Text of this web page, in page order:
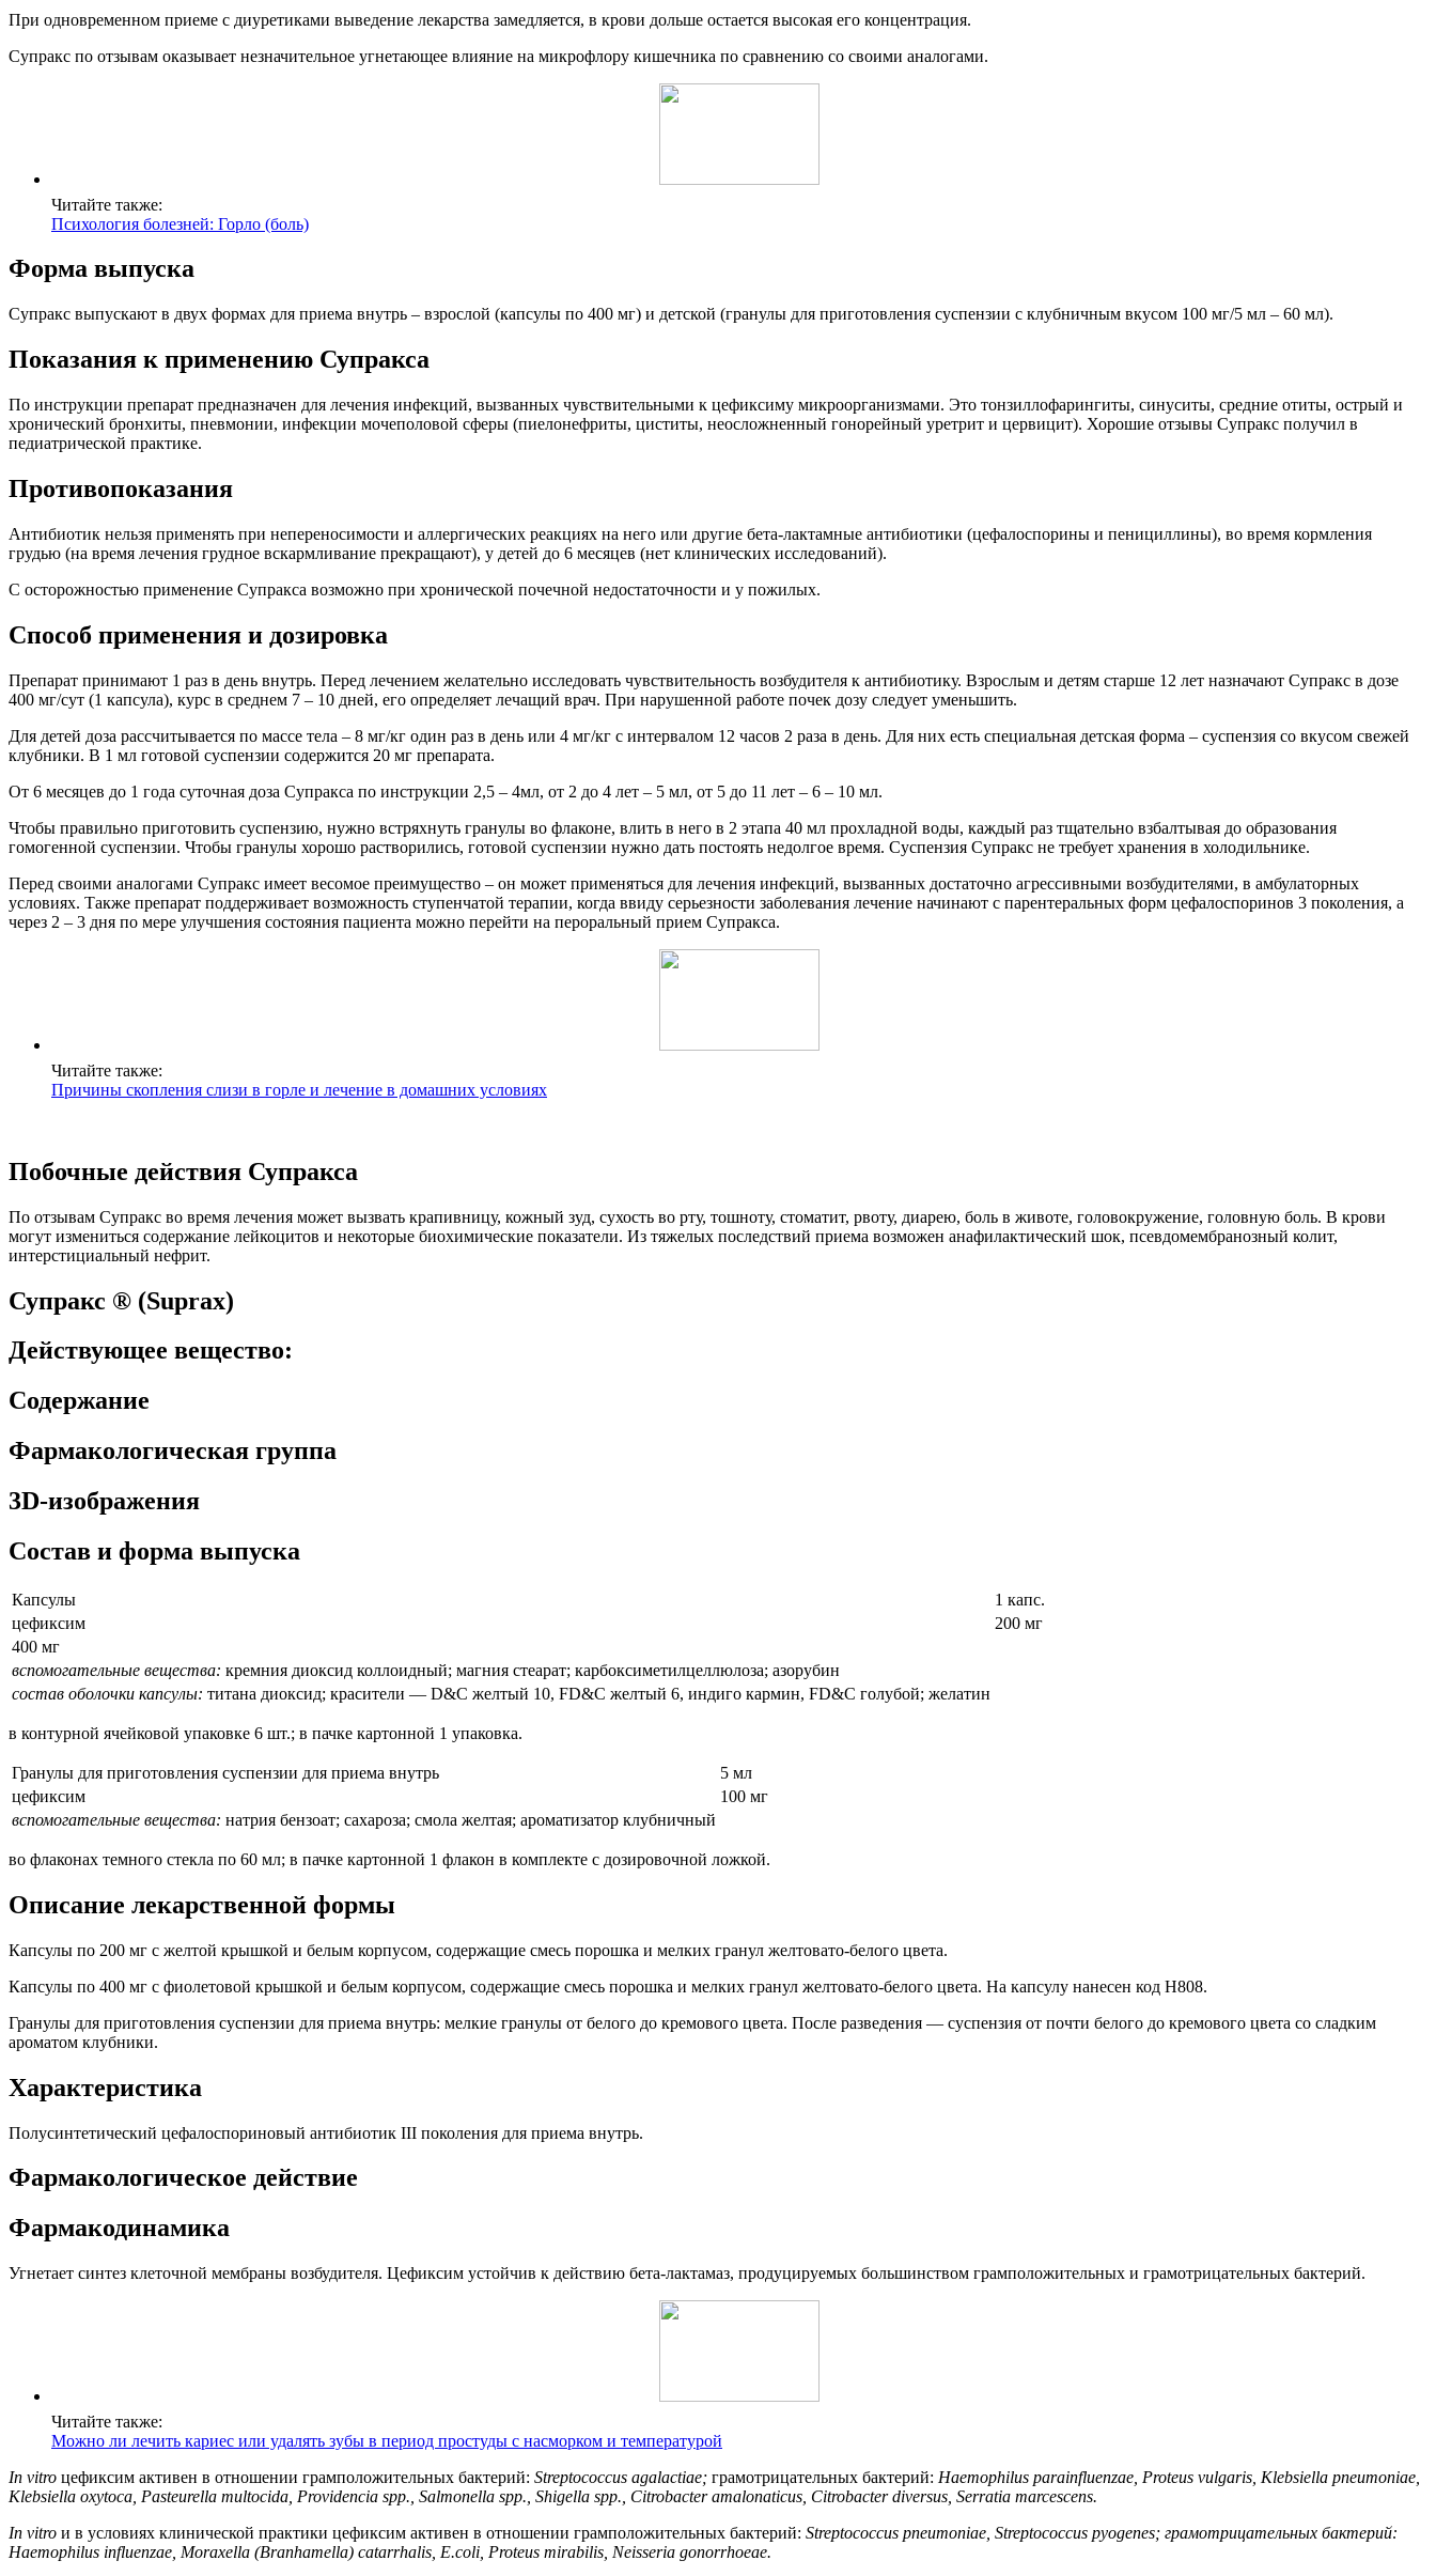
При одновременном приеме с диуретиками выведение лекарства замедляется, в крови дольше остается высокая его концентрация.
Супракс по отзывам оказывает незначительное угнетающее влияние на микрофлору кишечника по сравнению со своими аналогами.
Читайте также:
Психология болезней: Горло (боль)
Форма выпуска
Супракс выпускают в двух формах для приема внутрь – взрослой (капсулы по 400 мг) и детской (гранулы для приготовления суспензии с клубничным вкусом 100 мг/5 мл – 60 мл).
Показания к применению Супракса
По инструкции препарат предназначен для лечения инфекций, вызванных чувствительными к цефиксиму микроорганизмами. Это тонзиллофарингиты, синуситы, средние отиты, острый и
хронический бронхиты, пневмонии, инфекции мочеполовой сферы (пиелонефриты, циститы, неосложненный гонорейный уретрит и цервицит). Хорошие отзывы Супракс получил в
педиатрической практике.
Противопоказания
Антибиотик нельзя применять при непереносимости и аллергических реакциях на него или другие бета-лактамные антибиотики (цефалоспорины и пенициллины), во время кормления
грудью (на время лечения грудное вскармливание прекращают), у детей до 6 месяцев (нет клинических исследований).
С осторожностью применение Супракса возможно при хронической почечной недостаточности и у пожилых.
Способ применения и дозировка
Препарат принимают 1 раз в день внутрь. Перед лечением желательно исследовать чувствительность возбудителя к антибиотику. Взрослым и детям старше 12 лет назначают Супракс в дозе
400 мг/сут (1 капсула), курс в среднем 7 – 10 дней, его определяет лечащий врач. При нарушенной работе почек дозу следует уменьшить.
Для детей доза рассчитывается по массе тела – 8 мг/кг один раз в день или 4 мг/кг с интервалом 12 часов 2 раза в день. Для них есть специальная детская форма – суспензия со вкусом свежей
клубники. В 1 мл готовой суспензии содержится 20 мг препарата.
От 6 месяцев до 1 года суточная доза Супракса по инструкции 2,5 – 4мл, от 2 до 4 лет – 5 мл, от 5 до 11 лет – 6 – 10 мл.
Чтобы правильно приготовить суспензию, нужно встряхнуть гранулы во флаконе, влить в него в 2 этапа 40 мл прохладной воды, каждый раз тщательно взбалтывая до образования
гомогенной суспензии. Чтобы гранулы хорошо растворились, готовой суспензии нужно дать постоять недолгое время. Суспензия Супракс не требует хранения в холодильнике.
Перед своими аналогами Супракс имеет весомое преимущество – он может применяться для лечения инфекций, вызванных достаточно агрессивными возбудителями, в амбулаторных
условиях. Также препарат поддерживает возможность ступенчатой терапии, когда ввиду серьезности заболевания лечение начинают с парентеральных форм цефалоспоринов 3 поколения, а
через 2 – 3 дня по мере улучшения состояния пациента можно перейти на пероральный прием Супракса.
Читайте также:
Причины скопления слизи в горле и лечение в домашних условиях
Побочные действия Супракса
По отзывам Супракс во время лечения может вызвать крапивницу, кожный зуд, сухость во рту, тошноту, стоматит, рвоту, диарею, боль в животе, головокружение, головную боль. В крови
могут измениться содержание лейкоцитов и некоторые биохимические показатели. Из тяжелых последствий приема возможен анафилактический шок, псевдомембранозный колит,
интерстициальный нефрит.
Супракс ® (Suprax)
Действующее вещество:
Содержание
Фармакологическая группа
3D-изображения
Состав и форма выпуска
Капсулы
1 капс.
цефиксим
200 мг
400 мг
вспомогательные вещества: кремния диоксид коллоидный; магния стеарат; карбоксиметилцеллюлоза; азорубин
состав оболочки капсулы: титана диоксид; красители — D&C желтый 10, FD&C желтый 6, индиго кармин, FD&C голубой; желатин
в контурной ячейковой упаковке 6 шт.; в пачке картонной 1 упаковка.
Гранулы для приготовления суспензии для приема внутрь
5 мл
цефиксим
100 мг
вспомогательные вещества: натрия бензоат; сахароза; смола желтая; ароматизатор клубничный
во флаконах темного стекла по 60 мл; в пачке картонной 1 флакон в комплекте с дозировочной ложкой.
Описание лекарственной формы
Капсулы по 200 мг с желтой крышкой и белым корпусом, содержащие смесь порошка и мелких гранул желтовато-белого цвета.
Капсулы по 400 мг с фиолетовой крышкой и белым корпусом, содержащие смесь порошка и мелких гранул желтовато-белого цвета. На капсулу нанесен код Н808.
Гранулы для приготовления суспензии для приема внутрь: мелкие гранулы от белого до кремового цвета. После разведения — суспензия от почти белого до кремового цвета со сладким
ароматом клубники.
Характеристика
Полусинтетический цефалоспориновый антибиотик III поколения для приема внутрь.
Фармакологическое действие
Фармакодинамика
Угнетает синтез клеточной мембраны возбудителя. Цефиксим устойчив к действию бета-лактамаз, продуцируемых большинством грамположительных и грамотрицательных бактерий.
Читайте также:
Можно ли лечить кариес или удалять зубы в период простуды с насморком и температурой
In vitro цефиксим активен в отношении грамположительных бактерий: Streptococcus agalactiae; грамотрицательных бактерий: Haemophilus parainfluenzae, Proteus vulgaris, Klebsiella pneumoniae,
Klebsiella oxytoca, Pasteurella multocida, Providencia spp., Salmonella spp., Shigella spp., Citrobacter amalonaticus, Citrobacter diversus, Serratia marcescens.
In vitro и в условиях клинической практики цефиксим активен в отношении грамположительных бактерий: Streptococcus pneumoniaе, Streptococcus pyogenes; грамотрицательных бактерий:
Haemophilus influenzae, Moraxella (Branhamella) catarrhalis, E.coli, Proteus mirabilis, Neisseria gonorrhoeae.